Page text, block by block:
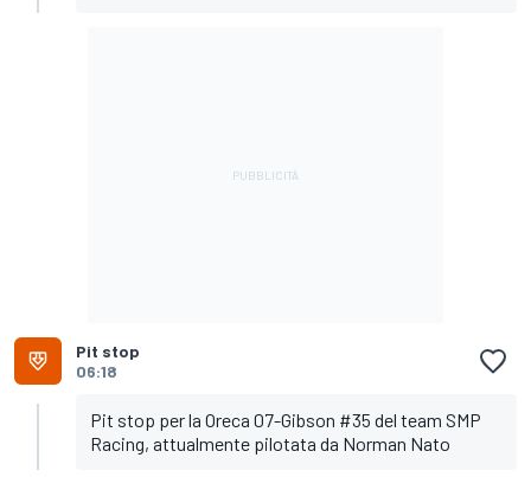
Pit stop
06:18
Pit stop per la Oreca 07-Gibson #35 del team SMP
Racing, attualmente pilotata da Norman Nato